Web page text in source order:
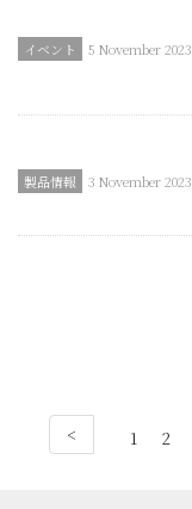
5 November 2023
3 November 2023
< 1 2